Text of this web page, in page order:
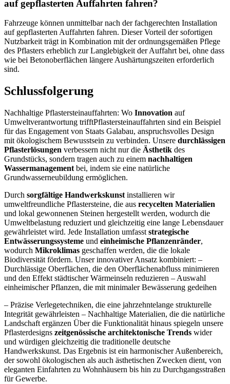
auf gepflasterten Auffahrten fahren?
Fahrzeuge können unmittelbar nach der fachgerechten Installation
auf gepflasterten Auffahrten fahren. Dieser Vorteil der sofortigen
Nutzbarkeit trägt in Kombination mit der ordnungsgemäßen Pflege
des Pflasters erheblich zur Langlebigkeit der Auffahrt bei, ohne dass
wie bei Betonoberflächen längere Aushärtungszeiten erforderlich
sind.
Schlussfolgerung
Nachhaltige Pflastersteinauffahrten: Wo Innovation auf
Umweltverantwortung trifftPflastersteinauffahrten sind ein Beispiel
für das Engagement von Staats Galabau, anspruchsvolles Design
mit ökologischem Bewusstsein zu verbinden. Unsere durchlässigen
Pflasterlösungen verbessern nicht nur die Ästhetik des
Grundstücks, sondern tragen auch zu einem nachhaltigen
Wassermanagement bei, indem sie eine natürliche
Grundwasserneubildung ermöglichen.
Durch sorgfältige Handwerkskunst installieren wir
umweltfreundliche Pflastersteine, die aus recycelten Materialien
und lokal gewonnenen Steinen hergestellt werden, wodurch die
Umweltbelastung reduziert und gleichzeitig eine lange Lebensdauer
gewährleistet wird. Jede Installation umfasst strategische
Entwässerungssysteme und einheimische Pflanzenränder,
wodurch Mikroklimas geschaffen werden, die die lokale
Biodiversität fördern. Unser innovativer Ansatz kombiniert: –
Durchlässige Oberflächen, die den Oberflächenabfluss minimieren
und den Effekt städtischer Wärmeinseln reduzieren – Auswahl
einheimischer Pflanzen, die mit minimaler Bewässerung gedeihen
– Präzise Verlegetechniken, die eine jahrzehntelange strukturelle
Integrität gewährleisten – Nachhaltige Materialien, die die natürliche
Landschaft ergänzen Über die Funktionalität hinaus spiegeln unsere
Pflasterdesigns zeitgenössische architektonische Trends wider
und würdigen gleichzeitig die traditionelle deutsche
Handwerkskunst. Das Ergebnis ist ein harmonischer Außenbereich,
der sowohl ökologischen als auch ästhetischen Zwecken dient, von
eleganten Einfahrten zu Wohnhäusern bis hin zu Durchgangsstraßen
für Gewerbe.